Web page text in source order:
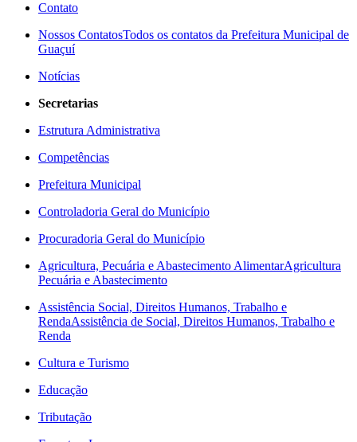
Contato
Nossos ContatosTodos os contatos da Prefeitura Municipal de
Guaçuí
Notícias
Secretarias
Estrutura Administrativa
Competências
Prefeitura Municipal
Controladoria Geral do Município
Procuradoria Geral do Município
Agricultura, Pecuária e Abastecimento AlimentarAgricultura
Pecuária e Abastecimento
Assistência Social, Direitos Humanos, Trabalho e
RendaAssistência de Social, Direitos Humanos, Trabalho e
Renda
Cultura e Turismo
Educação
Tributação